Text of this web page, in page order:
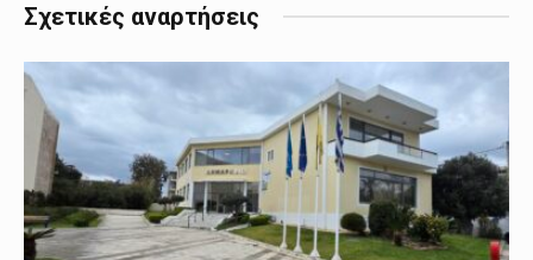
Σχετικές αναρτήσεις